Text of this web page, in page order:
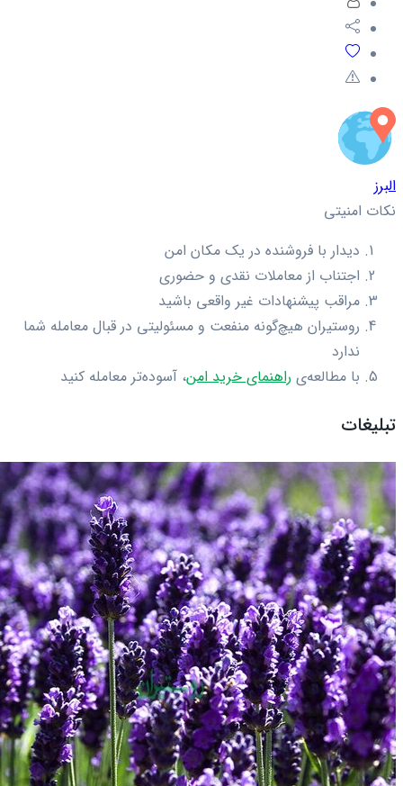
البرز
نکات امنیتی
دیدار با فروشنده در یک مکان امن
اجتناب از معاملات نقدی و حضوری
مراقب پیشنهادات غیر واقعی باشید
روستیران هیچ‌گونه منفعت و مسئولیتی در قبال معامله شما
ندارد
با مطالعه‌ی راهنمای خرید امن، آسوده‌تر معامله کنید
تبلیغات